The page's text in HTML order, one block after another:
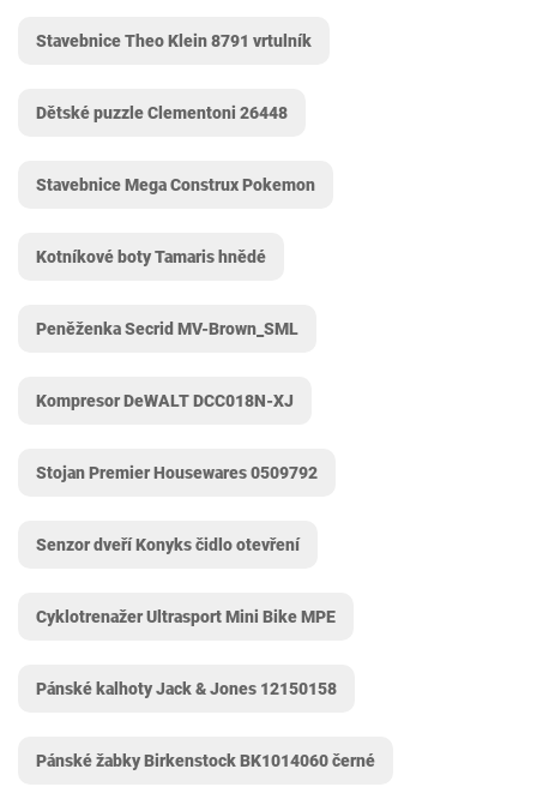
Stavebnice Theo Klein 8791 vrtulník
Dětské puzzle Clementoni ‎26448
Stavebnice Mega Construx Pokemon
Kotníkové boty Tamaris hnědé
Peněženka Secrid MV-Brown_SML
Kompresor DeWALT DCC018N-XJ
Stojan Premier Housewares ‎0509792
Senzor dveří Konyks čidlo otevření
Cyklotrenažer Ultrasport Mini Bike MPE
Pánské kalhoty Jack & Jones 12150158
Pánské žabky Birkenstock BK1014060 černé